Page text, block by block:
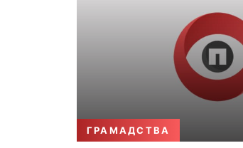
ГРАМАДСТВА